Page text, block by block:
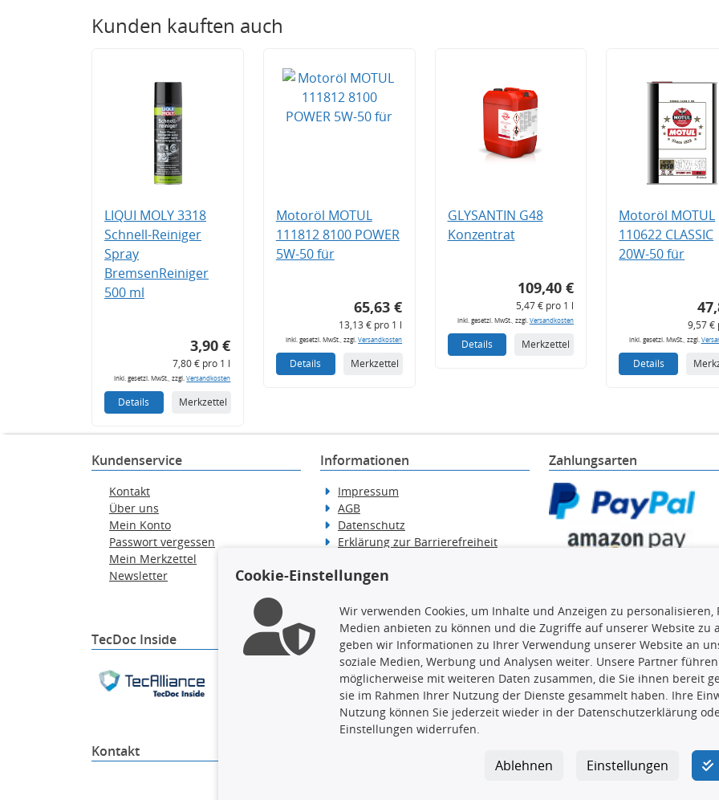
Kunden kauften auch
LIQUI MOLY 3318
Schnell-Reiniger
Spray
BremsenReiniger
500 ml
3,90 €
7,80 € pro 1 l
inkl. gesetzl. MwSt., zzgl.Versandkosten
Details Merkzettel
Motoröl MOTUL
111812 8100 POWER
5W-50 für
65,63 €
13,13 € pro 1 l
inkl. gesetzl. MwSt., zzgl.Versandkosten
Details Merkzettel
GLYSANTIN G48
Konzentrat
109,40 €
5,47 € pro 1 l
inkl. gesetzl. MwSt., zzgl. Versandkosten
Details Merkzettel
Motoröl MOTUL
110622 CLASSIC
20W-50 für
9,57 €
inkl. gesetzl. MwSt., zzgl.
Details
Kundenservice
Kontakt
Über uns
Mein Konto
Passwort vergessen
Mein Merkzettel
Newsletter
Informationen
Impressum
AGB
Datenschutz
Erklärung zur Barrierefreiheit
Widerrufsbelehrung
Zahlungsarten
TecDoc Inside
Die hier angezeigten Daten, insbesondere die gesamte Datenbank, dürfen nicht kopiert
gesamte Datenbank ohne vorherige Zustimmung TecDocs zu vervielfältigen, zu
ausführen zu lassen. Ein Zuwiderhandeln stellt eine Urheberrechtsverletzung dar und
Kontakt
Cookie-Einstellungen
Wir verwenden Cookies, um Inhalte und Anzeigen zu
Medien anbieten zu können und die Zugriffe auf unserer Website zu
geben wir Informationen zu Ihrer Verwendung unserer Website an
soziale Medien, Werbung und Analysen weiter. Unsere Partner
möglicherweise mit weiteren Daten zusammen, die Sie ihnen bereit
sie im Rahmen Ihrer Nutzung der Dienste gesammelt haben. Ihre
Nutzung können Sie jederzeit wieder in der Datenschutzerklärung
Einstellungen widerrufen.
Einstellungen
Ablehnen